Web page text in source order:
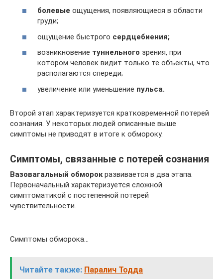
болевые ощущения, появляющиеся в области
груди;
ощущение быстрого сердцебиения;
возникновение туннельного зрения, при
котором человек видит только те объекты, что
располагаются спереди;
увеличение или уменьшение пульса.
Второй этап характеризуется кратковременной потерей
сознания. У некоторых людей описанные выше
симптомы не приводят в итоге к обмороку.
Симптомы, связанные с потерей сознания
Вазовагальный обморок развивается в два этапа.
Первоначальный характеризуется сложной
симптоматикой с постепенной потерей
чувствительности.
Симптомы обморока…
Читайте также: Паралич Тодда